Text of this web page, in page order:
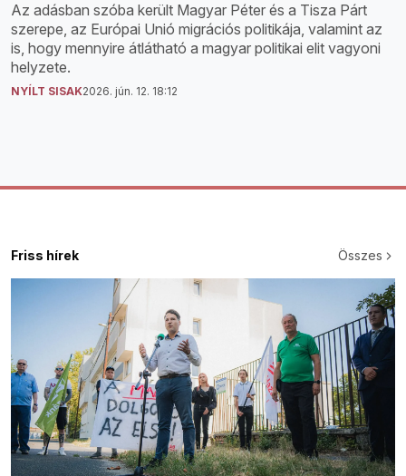
Az adásban szóba került Magyar Péter és a Tisza Párt
szerepe, az Európai Unió migrációs politikája, valamint az
is, hogy mennyire átlátható a magyar politikai elit vagyoni
helyzete.
NYÍLT SISAK2026. jún. 12. 18:12
Friss hírek Összes